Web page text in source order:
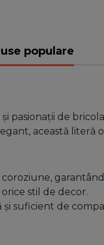
populare
pasionații de
această literă
stil de decor.
suficient de